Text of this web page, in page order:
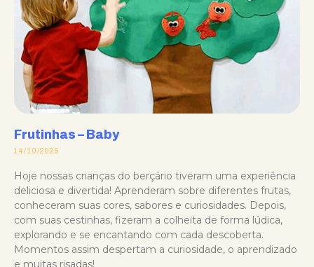
Frutinhas – Baby
14/10/2025
Hoje nossas crianças do berçário tiveram uma experiência
deliciosa e divertida! Aprenderam sobre diferentes frutas,
conheceram suas cores, sabores e curiosidades. Depois,
com suas cestinhas, fizeram a colheita de forma lúdica,
explorando e se encantando com cada descoberta.
Momentos assim despertam a curiosidade, o aprendizado